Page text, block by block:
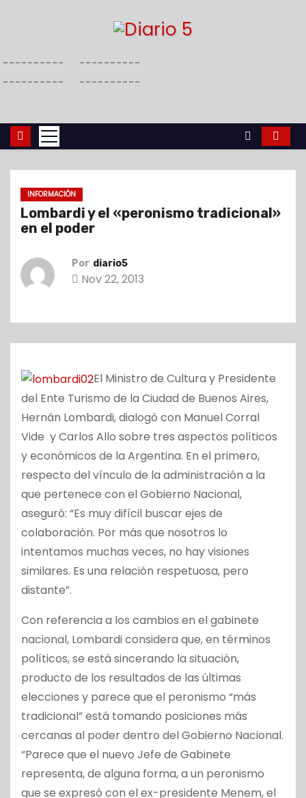
t
a
a
----------
----------
----------
----------
INFORMACIÓN
Lombardi y el «peronismo tradicional»
en el poder
Por diario5
Nov 22, 2013
El Ministro de Cultura y Presidente
del Ente Turismo de la Ciudad de Buenos Aires,
Hernán Lombardi, dialogó con Manuel Corral
Vide y Carlos Allo sobre tres aspectos políticos
y económicos de la Argentina. En el primero,
respecto del vínculo de la administración a la
que pertenece con el Gobierno Nacional,
aseguró: “Es muy difícil buscar ejes de
colaboración. Por más que nosotros lo
intentamos muchas veces, no hay visiones
similares. Es una relación respetuosa, pero
distante”.
Con referencia a los cambios en el gabinete
nacional, Lombardi considera que, en términos
políticos, se está sincerando la situación,
producto de los resultados de las últimas
elecciones y parece que el peronismo “más
tradicional” está tomando posiciones más
cercanas al poder dentro del Gobierno Nacional.
“Parece que el nuevo Jefe de Gabinete
representa, de alguna forma, a un peronismo
que se expresó con el ex-presidente Menem, el